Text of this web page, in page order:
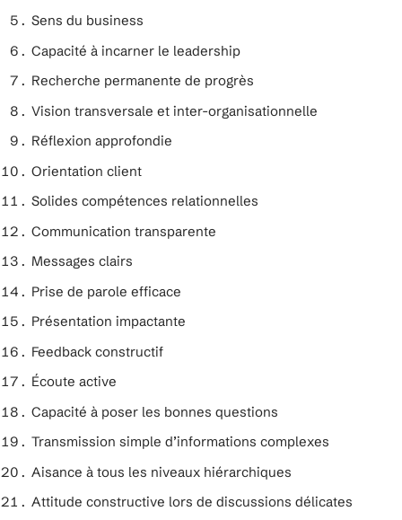
Sens du business
Capacité à incarner le leadership
Recherche permanente de progrès
Vision transversale et inter-organisationnelle
Réflexion approfondie
Orientation client
Solides compétences relationnelles
Communication transparente
Messages clairs
Prise de parole efficace
Présentation impactante
Feedback constructif
Écoute active
Capacité à poser les bonnes questions
Transmission simple d’informations complexes
Aisance à tous les niveaux hiérarchiques
Attitude constructive lors de discussions délicates